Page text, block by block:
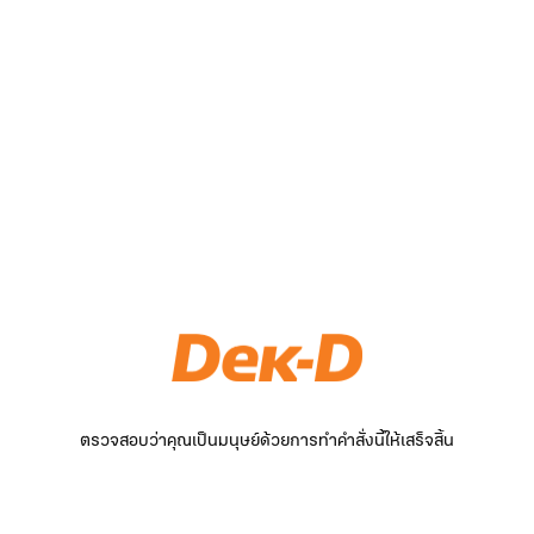
ตรวจสอบว่าคุณเป็นมนุษย์ด้วยการทำคำสั่งนี้ให้เสร็จสิ้น